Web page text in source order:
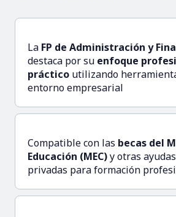
La FP de Administración y
destaca por su enfoque
práctico utilizando
entorno empresarial
Compatible con las becas del
Educación (MEC)y otras
privadas para formación